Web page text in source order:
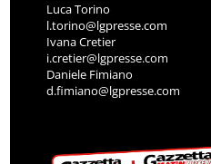
Luca Torino
l.torino@lgpresse.com
Ivana Cretier
i.cretier@lgpresse.com
Daniele Fimiano
d.fimiano@lgpresse.com